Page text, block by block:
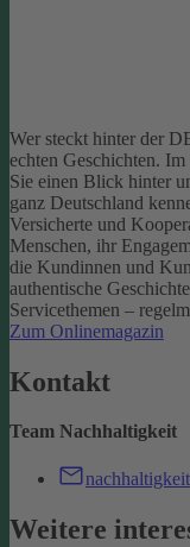
Wer steckt hinter der
echten Geschichten.
Sie einen Blick hinter
ganz Deutschland
Versicherte und
Menschen, ihr
die Kundinnen und
authentische
Servicethemen –
Zum Onlinemagazin
Kontakt
Team Nachhaltigkeit
Weitere